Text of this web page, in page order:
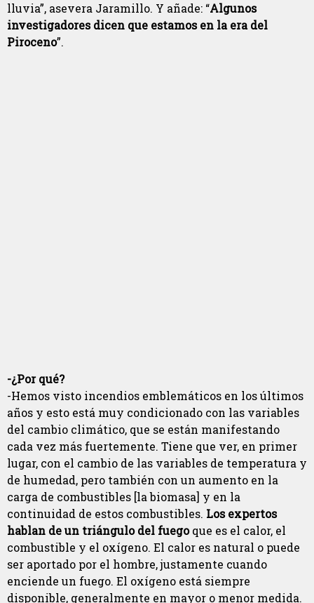
lluvia”, asevera Jaramillo. Y añade: “Algunos
investigadores dicen que estamos en la era del
Piroceno”.
-¿Por qué?
-Hemos visto incendios emblemáticos en los últimos
años y esto está muy condicionado con las variables
del cambio climático, que se están manifestando
cada vez más fuertemente. Tiene que ver, en primer
lugar, con el cambio de las variables de temperatura y
de humedad, pero también con un aumento en la
carga de combustibles [la biomasa] y en la
continuidad de estos combustibles. Los expertos
hablan de un triángulo del fuegoque es el calor, el
combustible y el oxígeno. El calor es natural o puede
ser aportado por el hombre, justamente cuando
enciende un fuego. El oxígeno está siempre
disponible, generalmente en mayor o menor medida.